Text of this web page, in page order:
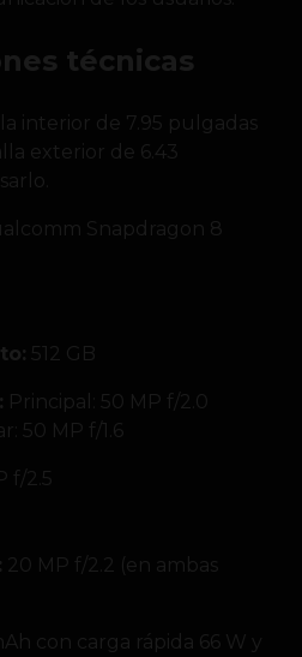
técnicas
interior de 7.95 pulgadas
exterior de 6.43
Snapdragon 8
512 GB
Principal: 50 MP f/2.0
50 MP f/1.6
f/2.5
20 MP f/2.2 (en ambas
con carga rápida 66 W y